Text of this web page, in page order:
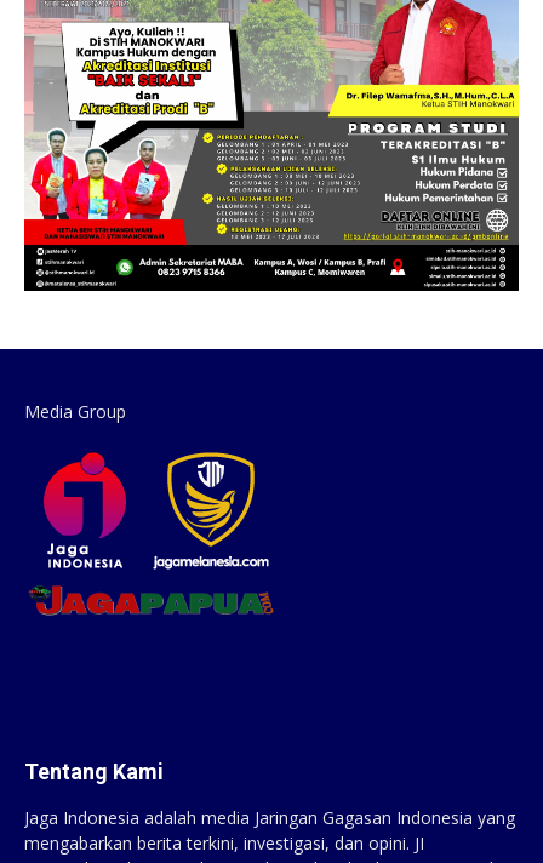
Media Group
Tentang Kami
Jaga Indonesia adalah media Jaringan Gagasan Indonesia yang
mengabarkan berita terkini, investigasi, dan opini. JI